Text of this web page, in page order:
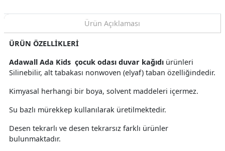
Ürün Açıklaması
ÜRÜN ÖZELLİKLERİ
Adawall Ada Kids çocuk odası duvar kağıdı ürünleri
Silinebilir, alt tabakası nonwoven (elyaf) taban özelliğindedir.
Kimyasal herhangi bir boya, solvent maddeleri içermez.
Su bazlı mürekkep kullanılarak üretilmektedir.
Desen tekrarlı ve desen tekrarsız farklı ürünler
bulunmaktadır.